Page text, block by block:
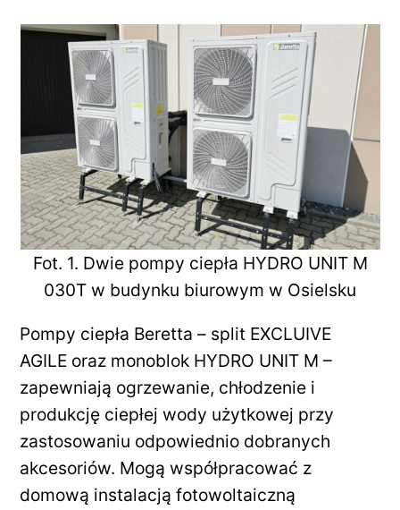
Fot. 1. Dwie pompy ciepła HYDRO UNIT M
030T w budynku biurowym w Osielsku
Pompy ciepła Beretta – split EXCLUIVE
AGILE oraz monoblok HYDRO UNIT M –
zapewniają ogrzewanie, chłodzenie i
produkcję ciepłej wody użytkowej przy
zastosowaniu odpowiednio dobranych
akcesoriów. Mogą współpracować z
domową instalacją fotowoltaiczną